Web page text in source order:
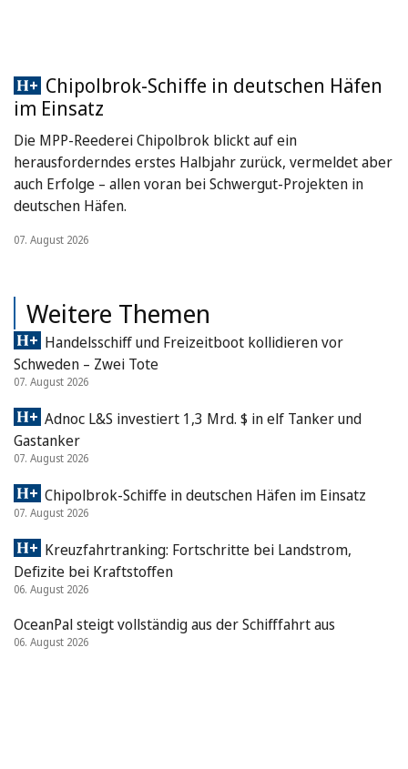
Chipolbrok-Schiffe in deutschen Häfen
im Einsatz
Die MPP-Reederei Chipolbrok blickt auf ein
herausforderndes erstes Halbjahr zurück, vermeldet aber
auch Erfolge – allen voran bei Schwergut-Projekten in
deutschen Häfen.
07. August 2026
Weitere Themen
Handelsschiff und Freizeitboot kollidieren vor
Schweden – Zwei Tote
07. August 2026
Adnoc L&S investiert 1,3 Mrd. $ in elf Tanker und
Gastanker
07. August 2026
Chipolbrok-Schiffe in deutschen Häfen im Einsatz
07. August 2026
Kreuzfahrtranking: Fortschritte bei Landstrom,
Defizite bei Kraftstoffen
06. August 2026
OceanPal steigt vollständig aus der Schifffahrt aus
06. August 2026